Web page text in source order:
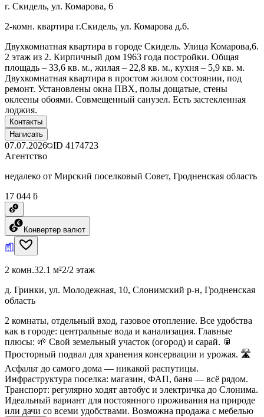
г. Скидель, ул. Комарова, 6
2-комн. квартира г.Скидель, ул. Комарова д.6.
Двухкомнатная квартира в городе Скидель. Улица Комарова,6.
2 этаж из 2. Кирпичный дом 1963 года постройки. Общая
площадь – 33,6 кв. м., жилая – 22,8 кв. м., кухня – 5,9 кв. м.
Двухкомнатная квартира в простом жилом состоянии, под
ремонт. Установлены окна ПВХ, полы дощатые, стены
оклеены обоями. Совмещенный санузел. Есть застекленная
лоджия.
Контакты
Написать
07.07.2026 ID 4174723
Агентство
недалеко от Мирский поселковый Совет, Гродненская область
17 044 ƃ
Конвертер валют
2 комн.32.1 м²2/2 этаж
д. Гринки, ул. Молодежная, 10, Слонимский р-н, Гродненская
область
2 комнаты, отдельный вход, газовое отопление. Все удобства
как в городе: центральные вода и канализация. Главные
плюсы: 🌱 Свой земельный участок (огород) и сарай. 🥫
Просторный подвал для хранения консервации и урожая. 🛣
Асфальт до самого дома — никакой распутицы.
Инфраструктура поселка: магазин, ФАП, баня — всё рядом.
Транспорт: регулярно ходят автобус и электричка до Слонима.
Идеальный вариант для постоянного проживания на природе
или дачи со всеми удобствами. Возможна продажа с мебелью